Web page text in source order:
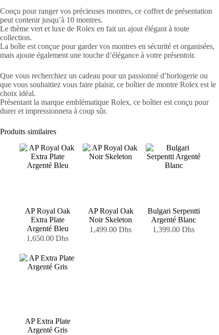
Conçu pour ranger vos précieuses montres, ce coffret de présentation
peut contenir jusqu’à 10 montres.
Le thème vert et luxe de Rolex en fait un ajout élégant à toute
collection.
La boîte est conçue pour garder vos montres en sécurité et organisées,
mais ajoute également une touche d’élégance à votre présentoir.
Que vous recherchiez un cadeau pour un passionné d’horlogerie ou
que vous souhaitiez vous faire plaisir, ce boîtier de montre Rolex est le
choix idéal.
Présentant la marque emblématique Rolex, ce boîtier est conçu pour
durer et impressionnera à coup sûr.
Produits similaires
AP Royal Oak
Extra Plate
Argenté Bleu
1,650.00Dhs
AP Royal Oak
Noir Skeleton
1,499.00Dhs
Bulgari Serpentti
Argenté Blanc
1,399.00Dhs
AP Extra Plate
Argenté Gris